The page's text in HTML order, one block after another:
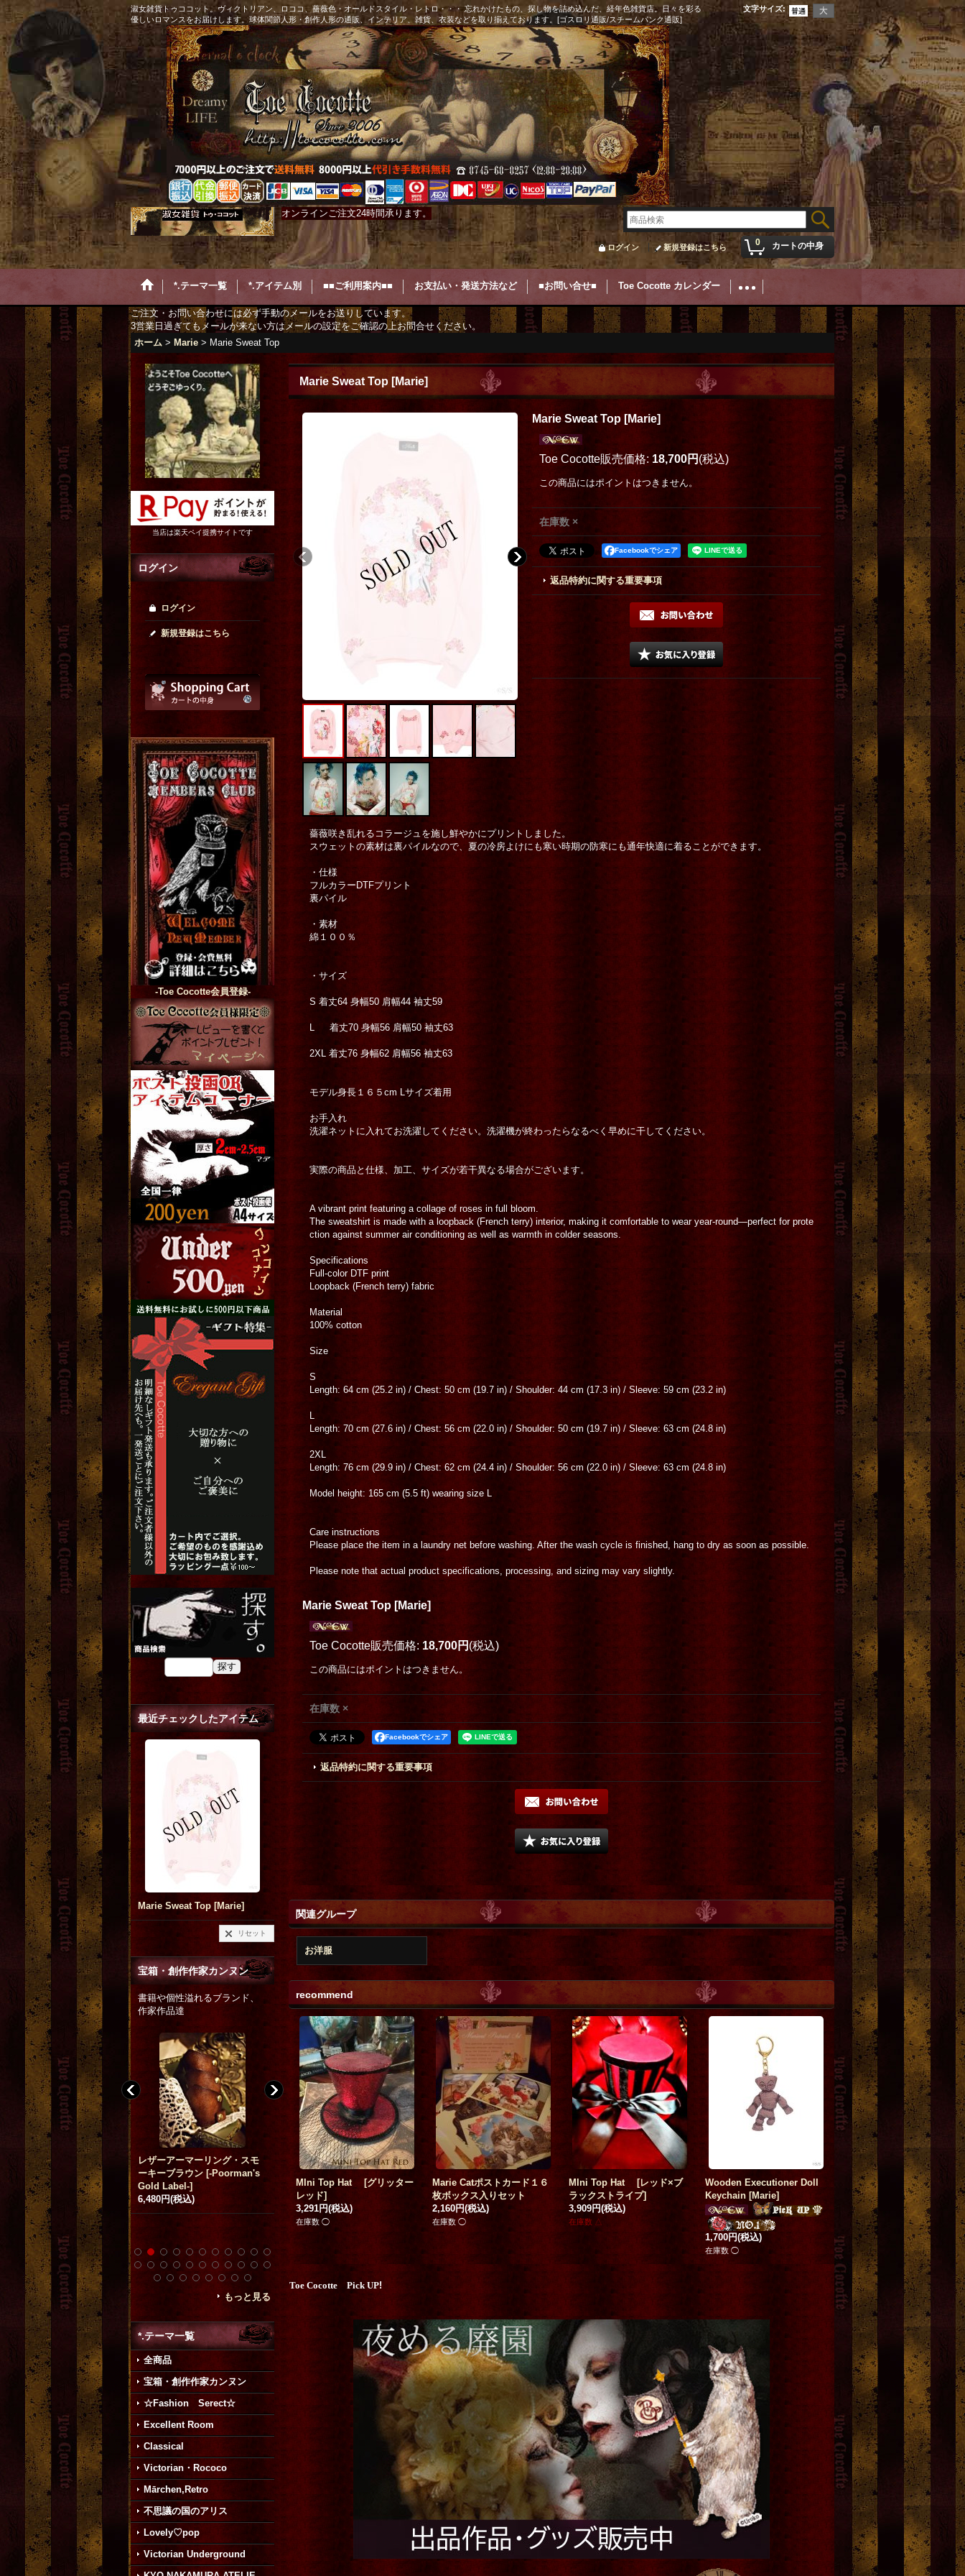
淑女雑貨トゥココット。ヴィクトリアン、ロココ、薔薇色・オールドスタイル・レトロ・・・ 忘れかけたもの、探し物を詰め込んだ、経年色雑貨店。日々を彩る
優しいロマンスをお届けします。球体関節人形・創作人形の通販、インテリア、雑貨、衣装などを取り揃えております。[ゴスロリ通販/スチームパンク通販]
文字サイズ:
オンラインご注文24時間承ります。
0 カートの中身
ログイン 新規登録はこちら
*.テーマ一覧 *.アイテム別 ■■ご利用案内■■ お支払い・発送方法など ■お問い合せ■ Toe Cocotte カレンダー
ご注文・お問い合わせには必ず手動のメールをお送りしています。
3営業日過ぎてもメールが来ない方はメールの設定をご確認の上お問合せください。
ホーム > Marie > Marie Sweat Top
当店は楽天ペイ提携サイトです
ログイン
ログイン
新規登録はこちら
-Toe Cocotte会員登録-
最近チェックしたアイテム
Marie Sweat Top [Marie]
リセット
宝箱・創作作家カンヌン
書籍や個性溢れるブランド、
作家作品達
ザーアーマーリング・スモ
キーブラウン
-Poorman's
Label-]
円(税込)
パライバの眼 [銀狐久]
185,000円(税込)
【着席の手順と、朝食への作
本原章一ダン
ス公演DVD]
1,234円 (税込)
「月葬」ポストカード [武田
200円(税込)
キャッツイラスト マスクケ
y.nyanmo
650円 (税込)
23,000円
no.014 蛸少女 アート
ター A4サイズ [
ルゼブブ)
1,000円
(税込)
もっと見る
*.テーマ一覧
全商品
宝箱・創作作家カンヌン
☆Fashion Serect☆
Excellent Room
Classical
Victorian・Rococo
Mārchen,Retro
不思議の国のアリス
Lovely♡pop
Victorian Underground
Marie Sweat Top [Marie]
Marie Sweat Top [Marie]
Toe Cocotte販売価格: 18,700円 (税込)
この商品にはポイントはつきません。
在庫数 ×
Facebookでシェア
返品特約に関する重要事項
薔薇咲き乱れるコラージュを施し鮮やかにプリントしました。
スウェットの素材は裏パイルなので、夏の冷房よけにも寒い時期の防寒にも通年快適に着ることができます。
・仕様
フルカラーDTFプリント
裏パイル
・素材
綿１００％
・サイズ
S 着丈64 身幅50 肩幅44 袖丈59
L 着丈70 身幅56 肩幅50 袖丈63
2XL 着丈76 身幅62 肩幅56 袖丈63
モデル身長１６５cm Lサイズ着用
お手入れ
洗濯ネットに入れてお洗濯してください。洗濯機が終わったらなるべく早めに干してください。
実際の商品と仕様、加工、サイズが若干異なる場合がございます。
A vibrant print featuring a collage of roses in full bloom.
The sweatshirt is made with a loopback (French terry) interior, making it comfortable to wear year-round—perfect for prote
ction against summer air conditioning as well as warmth in colder seasons.
Specifications
Full-color DTF print
Loopback (French terry) fabric
Material
100% cotton
Size
S
Length: 64 cm (25.2 in) / Chest: 50 cm (19.7 in) / Shoulder: 44 cm (17.3 in) / Sleeve: 59 cm (23.2 in)
L
Length: 70 cm (27.6 in) / Chest: 56 cm (22.0 in) / Shoulder: 50 cm (19.7 in) / Sleeve: 63 cm (24.8 in)
2XL
Length: 76 cm (29.9 in) / Chest: 62 cm (24.4 in) / Shoulder: 56 cm (22.0 in) / Sleeve: 63 cm (24.8 in)
Model height: 165 cm (5.5 ft) wearing size L
Care instructions
Please place the item in a laundry net before washing. After the wash cycle is finished, hang to dry as soon as possible.
Please note that actual product specifications, processing, and sizing may vary slightly.
Marie Sweat Top [Marie]
Toe Cocotte販売価格: 18,700円 (税込)
この商品にはポイントはつきません。
在庫数 ×
Facebookでシェア
返品特約に関する重要事項
関連グループ
お洋服
recommend
MIni Top Hat [グリッター
レッド]
3,291円(税込)
在庫数 ◯
Marie Catポストカード１６
枚ボックス入りセット
2,160円(税込)
在庫数 ◯
MIni Top Hat [レッド×ブ
ラックストライプ]
3,909円(税込)
在庫数 △
Wooden Executioner Doll
Keychain [Marie]
1,700円(税込)
在庫数 ◯
Toe Cocotte Pick UP!